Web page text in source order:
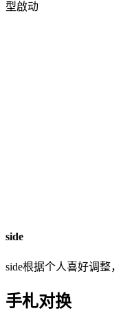
型啟动
side
side根据个人喜好调整
手札对换